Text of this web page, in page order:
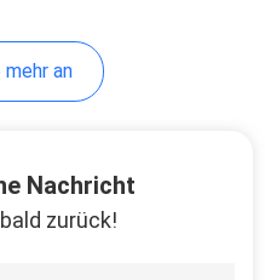
mehr an
Nachricht
zurück!